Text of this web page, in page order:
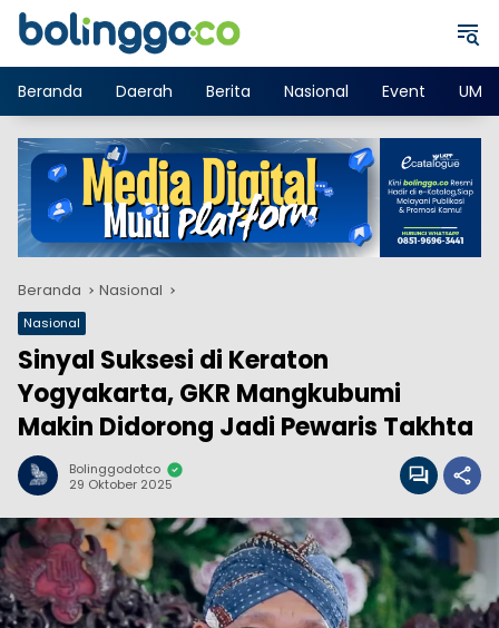
Langsung
Beranda
Daerah Berita Nasional Event
Beranda Nasional
Nasional
Sinyal Suksesi di Keraton
Yogyakarta, GKR Mangkubumi
Makin Didorong Jadi Pewaris Takhta
Bolinggodotco
29 Oktober 2025